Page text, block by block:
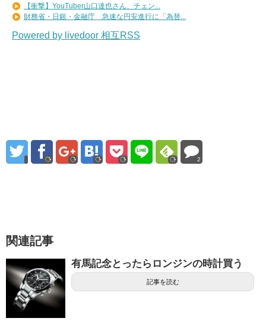
【衝撃】YouTuber山口達也さん、チェン...
財務省・日銀・金融庁 急速な円安進行に「為替...
Powered by livedoor 相互RSS
2
関連記事
有馬記念とったらロンジンの時計買う
記事を読む